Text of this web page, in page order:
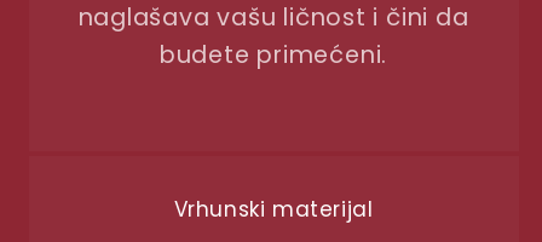
naglašava vašu ličnost i čini da
budete primećeni.
Vrhunski materijal